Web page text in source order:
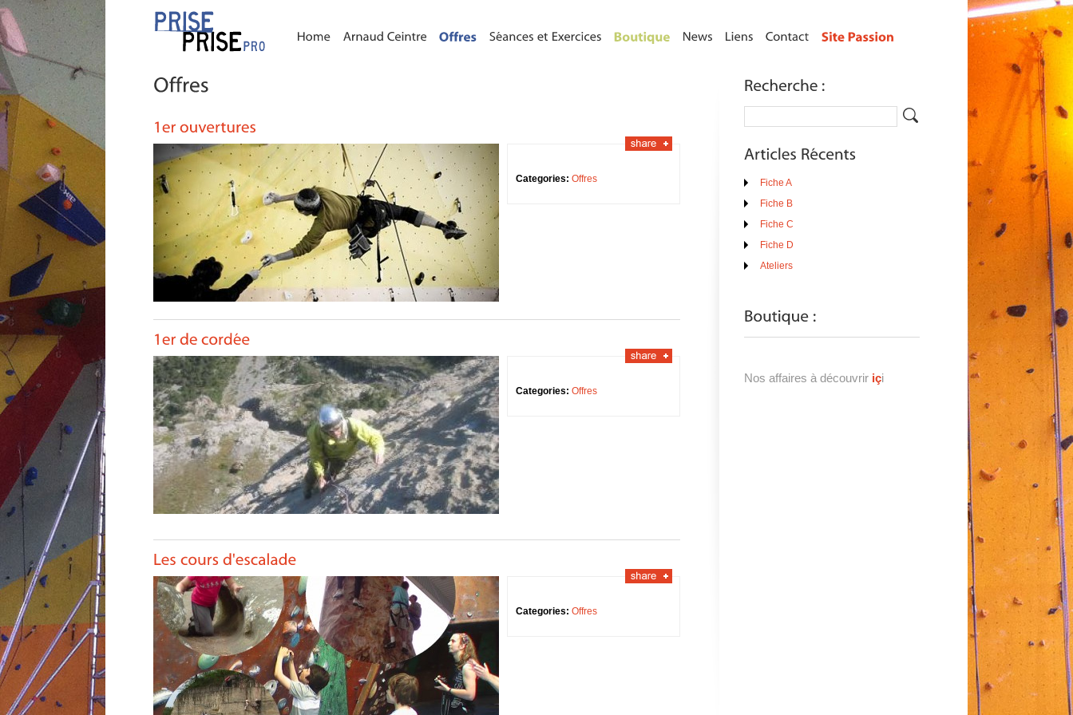
Categories: Offres
Categories: Offres
Categories: Offres
Fiche A
Fiche B
Fiche C
Fiche D
Ateliers
Nos affaires à découvrir içi